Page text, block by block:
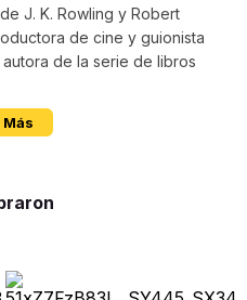
J. K. Rowling y Robert
de cine y guionista
de la serie de libros
Más